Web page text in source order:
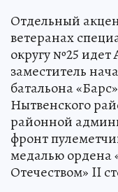
Отдельный
ветеранах
округу №25
заместитель
батальона
Нытвенского
районной
фронт
медалью ордена
Отечеством» II